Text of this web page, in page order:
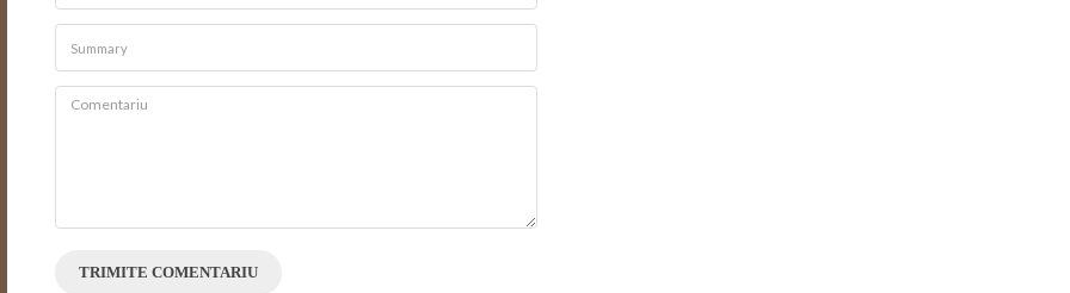
TRIMITE COMENTARIU